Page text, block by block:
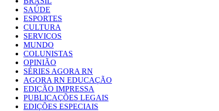
SAÚDE
ESPORTES
CULTURA
SERVIÇOS
MUNDO
COLUNISTAS
OPINIÃO
SÉRIES AGORA RN
AGORA RN EDUCAÇÃO
EDIÇÃO IMPRESSA
PUBLICAÇÕES LEGAIS
EDIÇÕES ESPECIAIS